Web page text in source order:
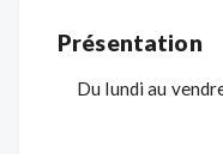
Présentation
Du lundi au